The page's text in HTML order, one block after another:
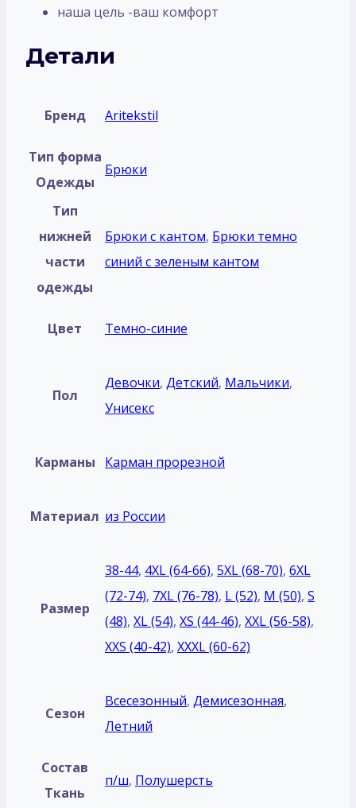
наша цель -ваш комфорт
Детали
Бренд Aritekstil
Тип форма
Одежды
Брюки
Тип
нижней
части
одежды
Брюки с кантом, Брюки темно
синий с зеленым кантом
Цвет Темно-синие
Пол
Девочки, Детский, Мальчики,
Унисекс
Карманы Карман прорезной
Материал из России
Размер
38-44, 4XL (64-66), 5XL (68-70), 6XL
(72-74), 7XL (76-78), L (52), M (50), S
(48), XL (54), XS (44-46), XXL (56-58),
XXS (40-42), XXXL (60-62)
Сезон
Всесезонный, Демисезонная,
Летний
Состав
Ткань
п/ш, Полушерсть